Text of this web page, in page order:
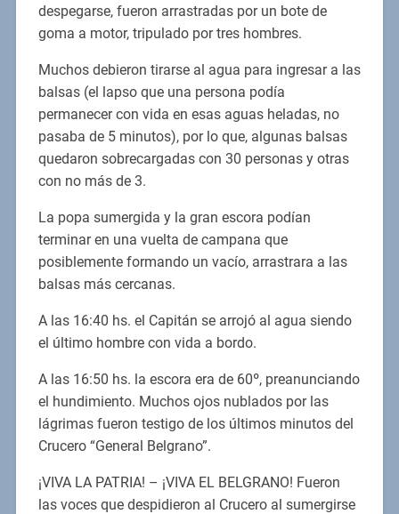
despegarse, fueron arrastradas por un bote de
goma a motor, tripulado por tres hombres.
Muchos debieron tirarse al agua para ingresar a las
balsas (el lapso que una persona podía
permanecer con vida en esas aguas heladas, no
pasaba de 5 minutos), por lo que, algunas balsas
quedaron sobrecargadas con 30 personas y otras
con no más de 3.
La popa sumergida y la gran escora podían
terminar en una vuelta de campana que
posiblemente formando un vacío, arrastrara a las
balsas más cercanas.
A las 16:40 hs. el Capitán se arrojó al agua siendo
el último hombre con vida a bordo.
A las 16:50 hs. la escora era de 60º, preanunciando
el hundimiento. Muchos ojos nublados por las
lágrimas fueron testigo de los últimos minutos del
Crucero “General Belgrano”.
¡VIVA LA PATRIA! – ¡VIVA EL BELGRANO! Fueron
las voces que despidieron al Crucero al sumergirse